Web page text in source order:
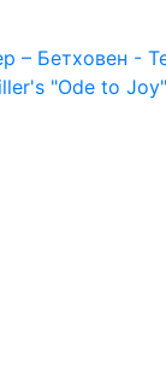
– Бетховен -
"Ode to Joy"